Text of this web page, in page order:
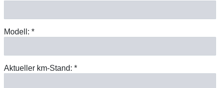
Modell: *
Aktueller km-Stand: *